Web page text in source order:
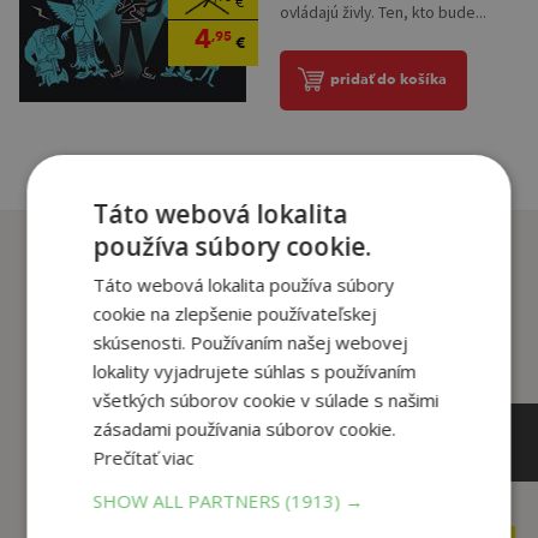
€
4,95 €
ovládajú živly. Ten, kto bude...
pridať do košíka
Zákazníci, ktorí si kúpili
tento titul si tiež kúpili
Táto webová lokalita
používa súbory cookie.
Táto webová lokalita používa súbory
cookie na zlepšenie používateľskej
skúsenosti. Používaním našej webovej
lokality vyjadrujete súhlas s používaním
všetkých súborov cookie v súlade s našimi
zásadami používania súborov cookie.
Prečítať viac
SHOW ALL PARTNERS (1913) →